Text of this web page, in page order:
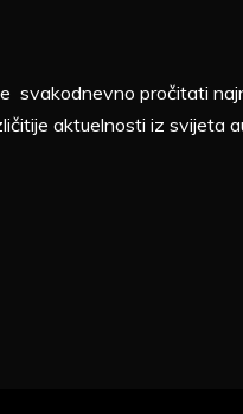
svakodnevno pročitati
aktuelnosti iz svijeta